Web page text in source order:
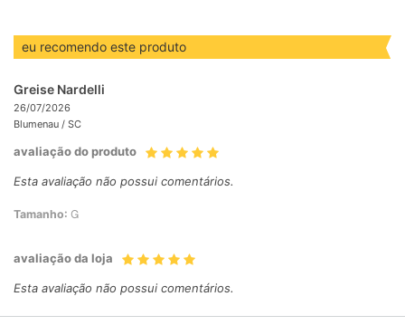
eu recomendo este produto
Greise Nardelli
26/07/2026
Blumenau / SC
avaliação do produto
Esta avaliação não possui comentários.
Tamanho: G
avaliação da loja
Esta avaliação não possui comentários.